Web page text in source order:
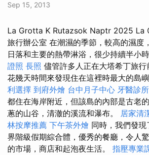
Sep 15, 2013
La Grotta K Rutazsok Naptr 2025 La
旅行辦公室 在潮濕的季節，較高的濕度
日落和主要的熱帶淋浴，很少持續半小
證照 長照 儘管許多人正在大塔希丁旅
花幾天時間來發現住在這裡時最大的島嶼
利選擇 到府外燴 台中月子中心 牙醫診所
都住在海岸附近，但該島的內部是古老
蔥的山谷，清澈的溪流和瀑布。 居家清
林按摩推薦 下午茶外燴 同時，我們發
界階級假期綜合體，優秀的餐廳，令人
的市場，商店和起泡夜生活。 指壓專業